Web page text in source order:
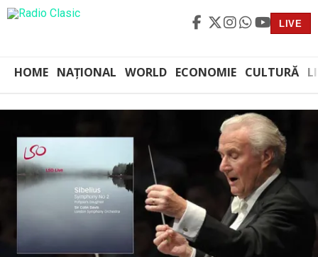
LIVE
HOME NAȚIONAL WORLD ECONOMIE CULTURĂ